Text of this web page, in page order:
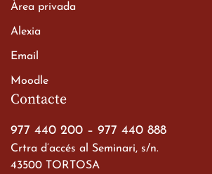
a les ciutats imperials
Contacte
977 440 200 – 977 440 888
Crtra d’accés al Seminari, s/n.
43500 TORTOSA
Àrea privada
Alexia
Email
Moodle